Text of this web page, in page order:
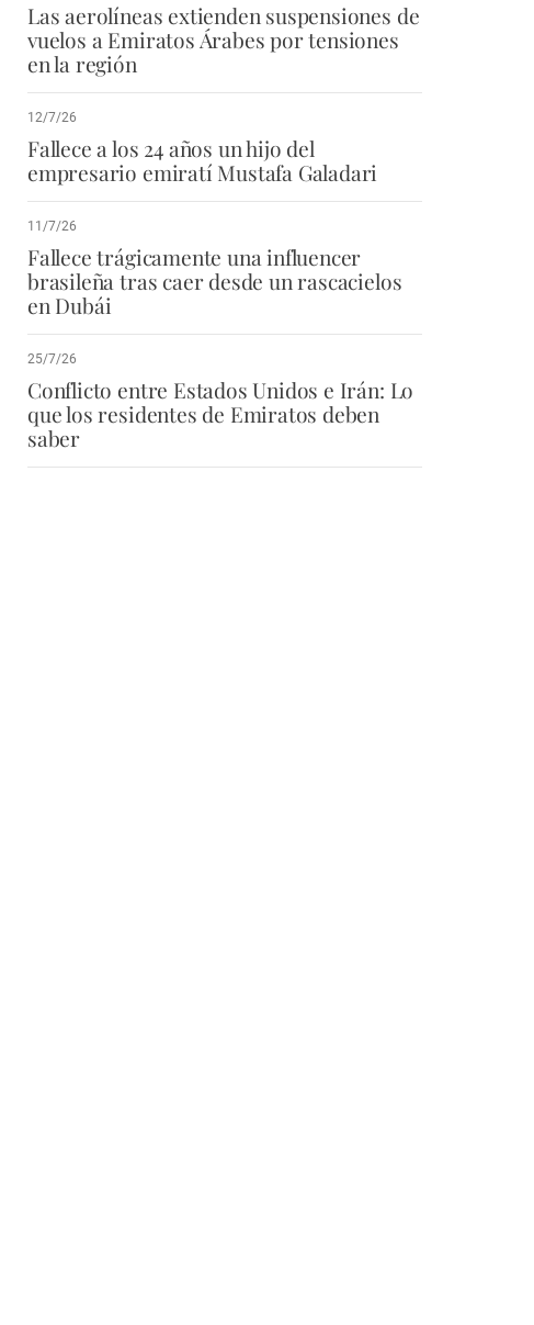
Las aerolíneas extienden suspensiones de
vuelos a Emiratos Árabes por tensiones
en la región
12/7/26
Fallece a los 24 años un hijo del
empresario emiratí Mustafa Galadari
11/7/26
Fallece trágicamente una influencer
brasileña tras caer desde un rascacielos
en Dubái
25/7/26
Conflicto entre Estados Unidos e Irán: Lo
que los residentes de Emiratos deben
saber